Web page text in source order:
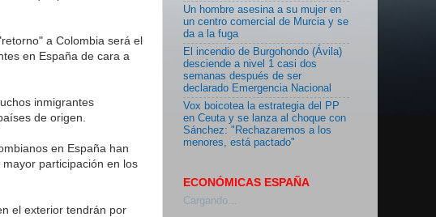
a Colombia será el
en España de cara a
inmigrantes
de origen.
en España han
participación en los
el exterior tendrán por
Un hombre asesina a su mujer en
un centro comercial de Murcia y se
da a la fuga
El incendio de Burgohondo (Ávila)
desciende a nivel 1 casi dos
semanas después de ser
declarado Emergencia Nacional
Vox boicotea la estrategia del PP
en Ceuta y se lanza al choque con
Sánchez: "Rechazaremos a los
menores, está pactado"
ECONÓMICAS ESPAÑA
Cargando...